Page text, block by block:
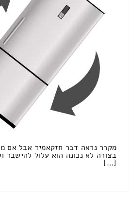
מקרר נראה דבר חזקאמיד אבל אם
בצורה לא נכונה הוא עלול להישבר
[…]